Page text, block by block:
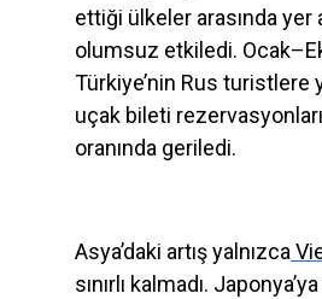
ettiği ülkeler arasında yer
olumsuz etkiledi.
Türkiye’nin Rus turistlere
uçak bileti
oranında geriledi.
Asya’daki artış yalnızca
sınırlı kalmadı.